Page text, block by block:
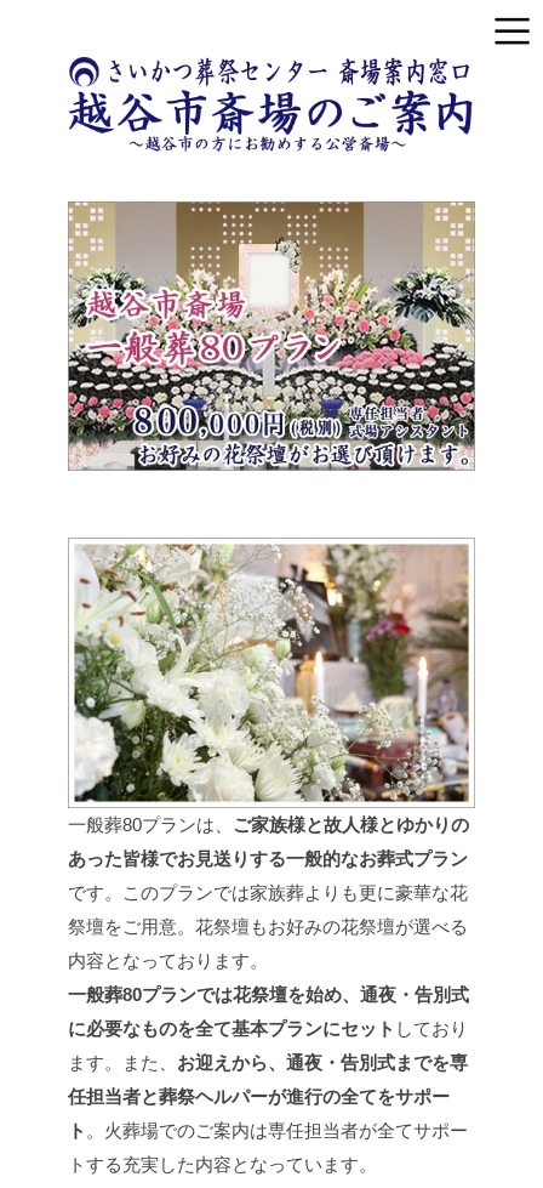
一般葬80プランは、 ご家族様と故人様とゆかりの
あった皆様でお見送りする一般的なお葬式プラン
です。このプランでは家族葬よりも更に豪華な花
祭壇をご用意。花祭壇もお好みの花祭壇が選べる
内容となっております。
一般葬80プランでは花祭壇を始め、通夜・告別式
に必要なものを全て基本プランにセット しており
ます。また、 お迎えから、通夜・告別式までを専
任担当者と葬祭ヘルパーが進行の全てをサポー
ト 。火葬場でのご案内は専任担当者が全てサポー
トする充実した内容となっています。